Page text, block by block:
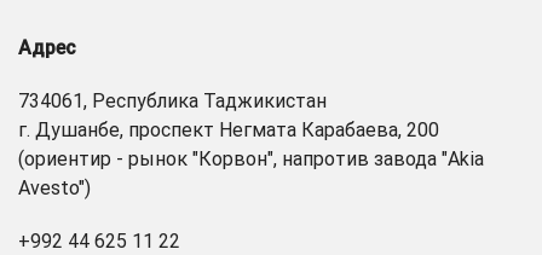
Адрес
734061, Республика Таджикистан
г. Душанбе, проспект Негмата Карабаева, 200
(ориентир - рынок "Корвон", напротив завода "Akia
Avesto")
+992 44 625 11 22